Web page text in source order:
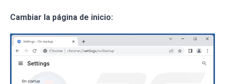
Cambiar la página de inicio: